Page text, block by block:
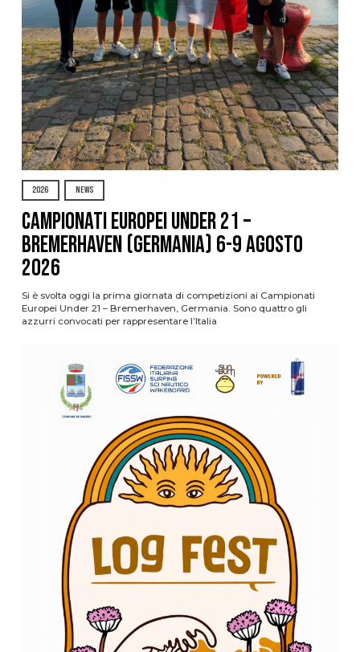
2026 NEWS
Campionati Europei Under 21 –
Bremerhaven (Germania) 6-9 agosto
2026
Si è svolta oggi la prima giornata di competizioni ai Campionati
Europei Under 21 – Bremerhaven, Germania. Sono quattro gli
azzurri convocati per rappresentare l’Italia